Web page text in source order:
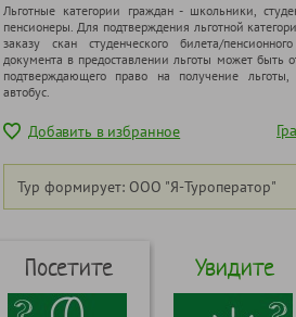
Льготные категории граждан - школьники,
пенсионеры. Для подтверждения льготной
заказу скан студенческого билета/
документа в предоставлении льготы может быть
подтверждающего право на получение
автобус.
Добавить в избранное
Тур формирует: ООО "Я-Туроператор"
Посетите Увидите